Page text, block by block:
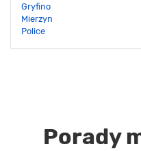
Gryfino
Mierzyn
Police
Porady